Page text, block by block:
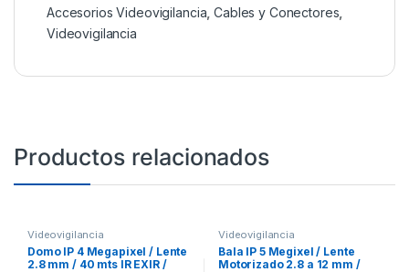
Accesorios Videovigilancia ,Cables y Conectores
Videovigilancia
Productos relacionados
Videovigilancia
Domo IP 4 Megapixel / Lente
2.8 mm / 40 mts IR EXIR /
Videovigilancia
Bala IP 5 Megixel / Lente
Motorizado 2.8 a 12 mm /